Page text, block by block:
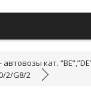
кат.
2/G8/2